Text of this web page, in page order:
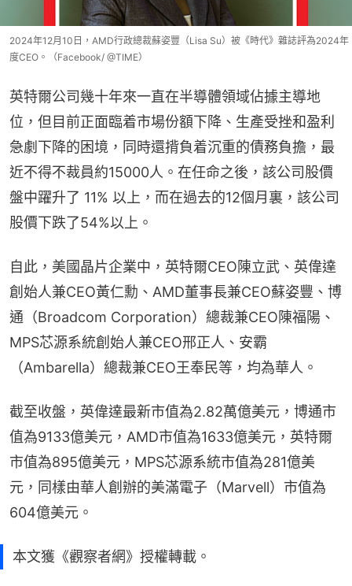
2024年12月10日，AMD行政總裁蘇姿豐（Lisa Su）被《時代》雜誌評為2024年
度CEO。（Facebook/ @TIME）
英特爾公司幾十年來一直在半導體領域佔據主導地
位，但目前正面臨着市場份額下降、生產受挫和盈利
急劇下降的困境，同時還揹負着沉重的債務負擔，最
近不得不裁員約15000人。在任命之後，該公司股價
盤中躍升了 11% 以上，而在過去的12個月裏，該公司
股價下跌了54%以上。
自此，美國晶片企業中，英特爾CEO陳立武、英偉達
創始人兼CEO黃仁勳、AMD董事長兼CEO蘇姿豐、博
通（Broadcom Corporation）總裁兼CEO陳福陽、
MPS芯源系統創始人兼CEO邢正人、安霸
（Ambarella）總裁兼CEO王奉民等，均為華人。
截至收盤，英偉達最新市值為2.82萬億美元，博通市
值為9133億美元，AMD市值為1633億美元，英特爾
市值為895億美元，MPS芯源系統市值為281億美
元，同樣由華人創辦的美滿電子（Marvell）市值為
604億美元。
本文獲《觀察者網》授權轉載。